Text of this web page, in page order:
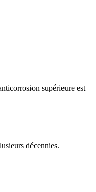
supérieure est
décennies.